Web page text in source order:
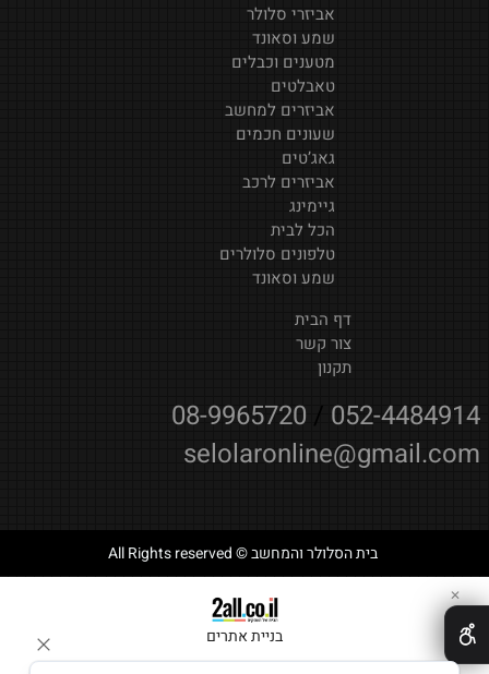
אביזרי סלולר
שמע וסאונד
מטענים וכבלים
טאבלטים
אביזרים למחשב
שעונים חכמים
גאג’טים
אביזרים לרכב
גיימינג
הכל לבית
טלפונים סלולרים
שמע וסאונד
דף הבית
צור קשר
תקנון
052-4484914
08-9965720
selolaronline@gmail.com
בית הסלולר והמחשב © All Rights reserved
בניית אתרים
✕